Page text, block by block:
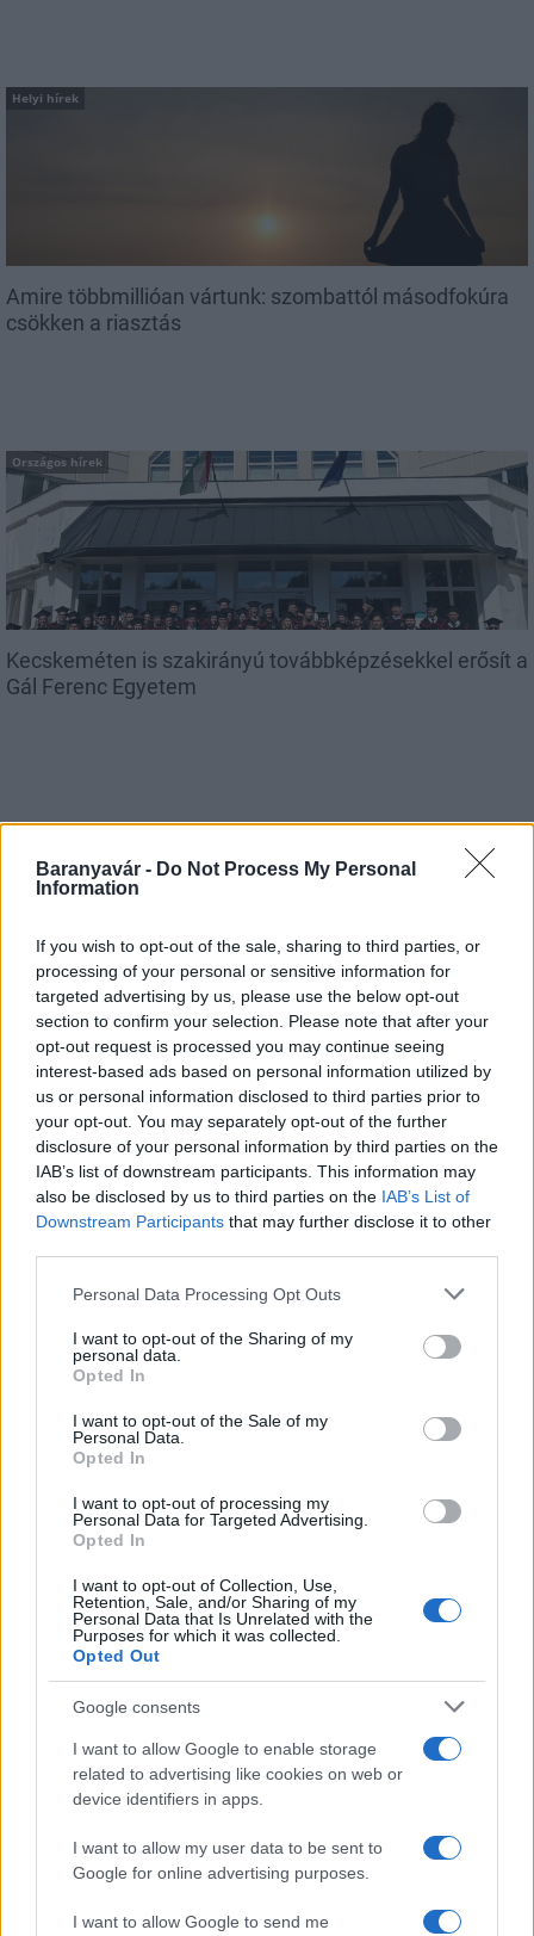
Baranyavár - Do Not Process My Personal
Information
If you wish to opt-out of the sale, sharing to third parties, or
processing of your personal or sensitive information for
targeted advertising by us, please use the below opt-out
section to confirm your selection. Please note that after your
opt-out request is processed you may continue seeing
interest-based ads based on personal information utilized by
us or personal information disclosed to third parties prior to
your opt-out. You may separately opt-out of the further
disclosure of your personal information by third parties on the
IAB’s list of downstream participants. This information may
also be disclosed by us to third parties on the IAB’s List of
Downstream Participants that may further disclose it to other
Please note that this website/app uses one or more Google
not limited to your visit or usage behaviour. You may click to
grant or deny consent to Google and its third-party tags to
use your data for below specified purposes in below Google
consent section.
Personal Data Processing Opt Outs
I want to opt-out of the Sharing of my
personal data.
Opted In
I want to opt-out of the Sale of my
Personal Data.
Opted In
I want to opt-out of processing my
Personal Data for Targeted Advertising.
Opted In
I want to opt-out of Collection, Use,
Retention, Sale, and/or Sharing of my
Personal Data that Is Unrelated with the
Purposes for which it was collected.
Opted Out
Google consents
I want to allow Google to enable storage
related to advertising like cookies on web or
device identifiers in apps.
I want to allow my user data to be sent to
Google for online advertising purposes.
I want to allow Google to send me
Helyi hírek
Amire többmillióan vártunk: szombattól másodfokúra
csökken a riasztás
Országos hírek
Kecskeméten is szakirányú továbbképzésekkel erősít a
Gál Ferenc Egyetem
Országos hírek
Országos hírek
Itt az ÉVOSZ megoldása a hőhullámok és
az energiakrízis kezelésére
Országos hírek
Miért éri meg Afrikában utat építeni?
Minden, amit a GED Afrika projektről
tudni kell
Kultúra
Kihívások labirintusában
Országos hírek
felhasználta az emberiség a Föld egész
évre elegendő erőforrásait
HÍRLEVÉL
Név
E-mail cím
Feliratkozom a hírlevélre és elfogadom az
adatvédelmi
szabályzatot!
FELIRATKOZÁS